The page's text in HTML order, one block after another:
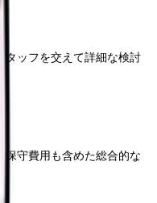
タッフを交えて詳細な検討
保守費用も含めた総合的な